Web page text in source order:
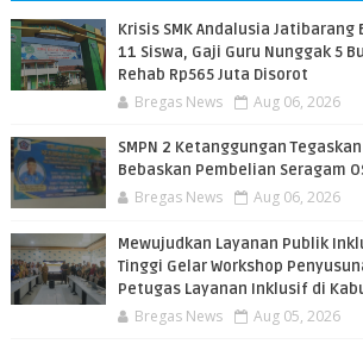
Krisis SMK Andalusia Jatibarang
11 Siswa, Gaji Guru Nunggak 5
Rehab Rp565 Juta Disorot
Bregas News Aug 06, 2026
SMPN 2 Ketanggungan
Bebaskan Pembelian Seragam
Bregas News Aug 06, 2026
​Mewujudkan Layanan Publik
Tinggi Gelar Workshop
Petugas Layanan Inklusif di
Bregas News Aug 05, 2026